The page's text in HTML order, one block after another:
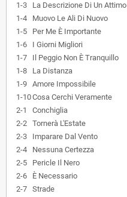
1-3
La Descrizione Di Un Attimo
1-4
Muovo Le Ali Di Nuovo
1-5
Per Me È Importante
1-6
I Giorni Migliori
1-7
Il Peggio Non È Tranquillo
1-8
La Distanza
1-9 Amore Impossibile
1-10Cosa Cerchi Veramente
2-1
Conchiglia
2-2 Tornerà L'Estate
2-3
Imparare Dal Vento
2-4
Nessuna Certezza
2-5
Pericle Il Nero
2-6
È Necessario
2-7 Strade